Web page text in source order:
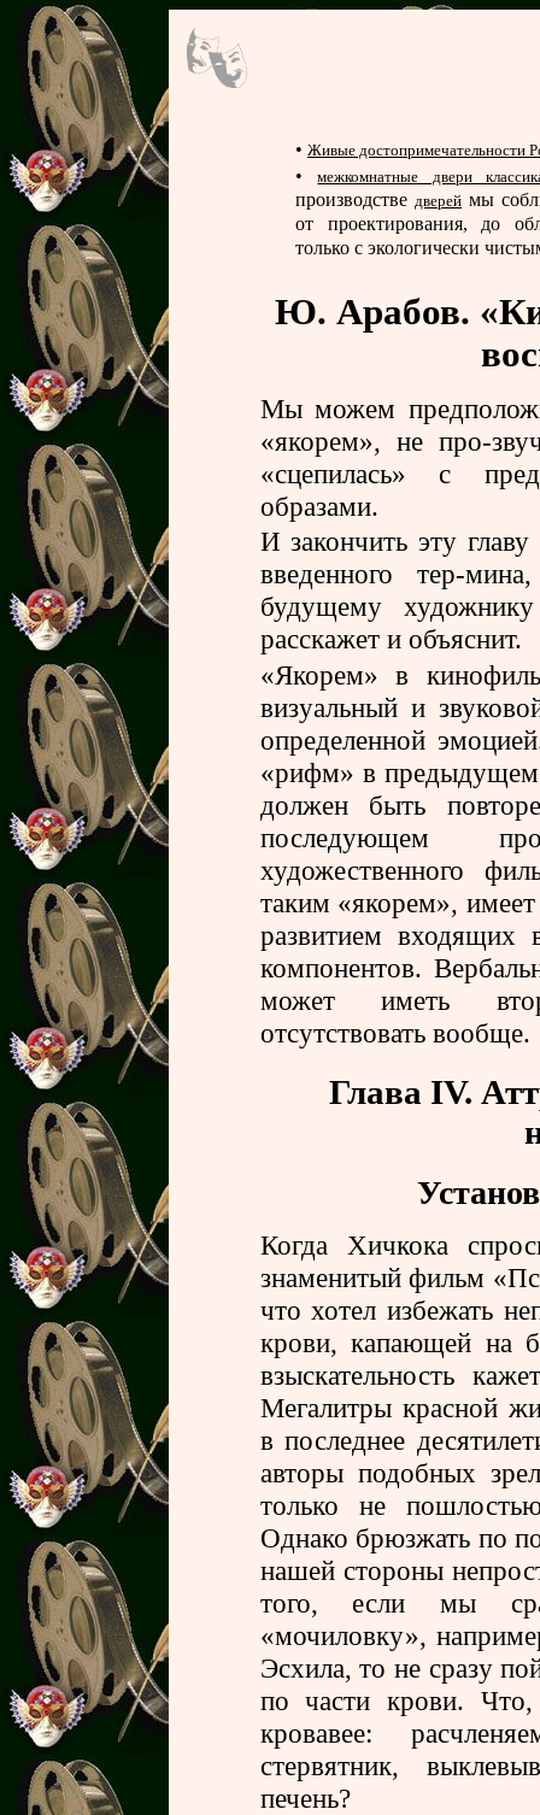
• Живые достопримечательности
•межкомнатные двери
производстве дверей мы
от проектирования, до
только с экологически
Ю. Арабов.
Мы можем
«якорем», не про-
«сцепилась» с
образами.
И закончить эту
введенного тер-
будущему
расскажет и объяснит.
«Якорем» в
визуальный и
определенной
«рифм» в предыдущем
должен быть
последующем
художественного
таким «якорем»,
развитием входящих
компонентов.
может иметь
отсутствовать вообще.
Глава IV.
Когда Хичкока
знаменитый фильм
что хотел избежать
крови, капающей на
взыскательность
Мегалитры красной
в последнее
авторы подобных
только не
Однако брюзжать по
нашей стороны
того, если мы
«мочиловку»,
Эсхила, то не сразу
по части крови.
кровавее:
стервятник,
печень?